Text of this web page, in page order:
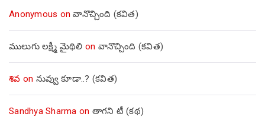
Anonymous onవానొచ్చింది (కవిత)
ములుగు లక్ష్మీ మైథిలి on వానొచ్చింది (కవిత)
శివ on నువ్వు కూడా..? (కవిత)
Sandhya Sharma on తాగని టీ (కథ)